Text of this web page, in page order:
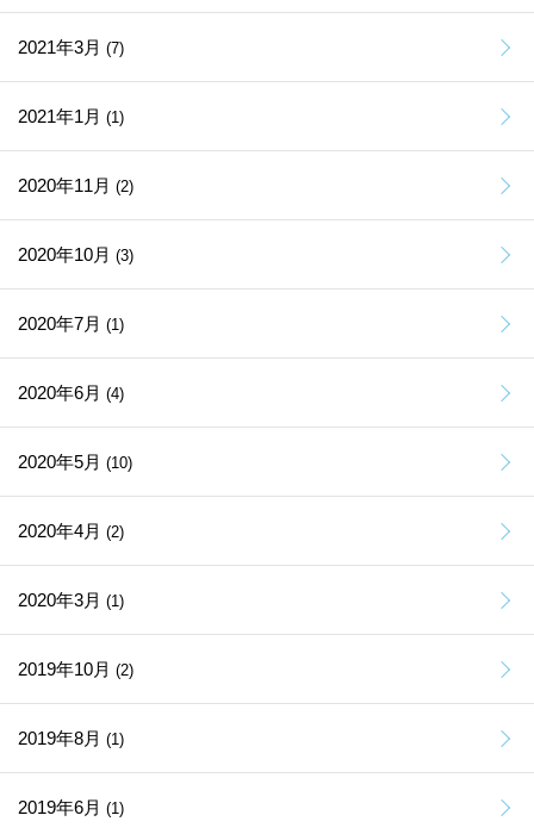
2021年3月 (7)
2021年1月 (1)
2020年11月 (2)
2020年10月 (3)
2020年7月 (1)
2020年6月 (4)
2020年5月 (10)
2020年4月 (2)
2020年3月 (1)
2019年10月 (2)
2019年8月 (1)
2019年6月 (1)